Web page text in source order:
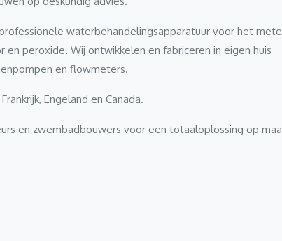
waterbehandelingsapparatuur voor het
en peroxide. Wij ontwikkelen en fabriceren in eigen huis
en flowmeters.
Engeland en Canada.
en zwembadbouwers voor een totaaloplossing op